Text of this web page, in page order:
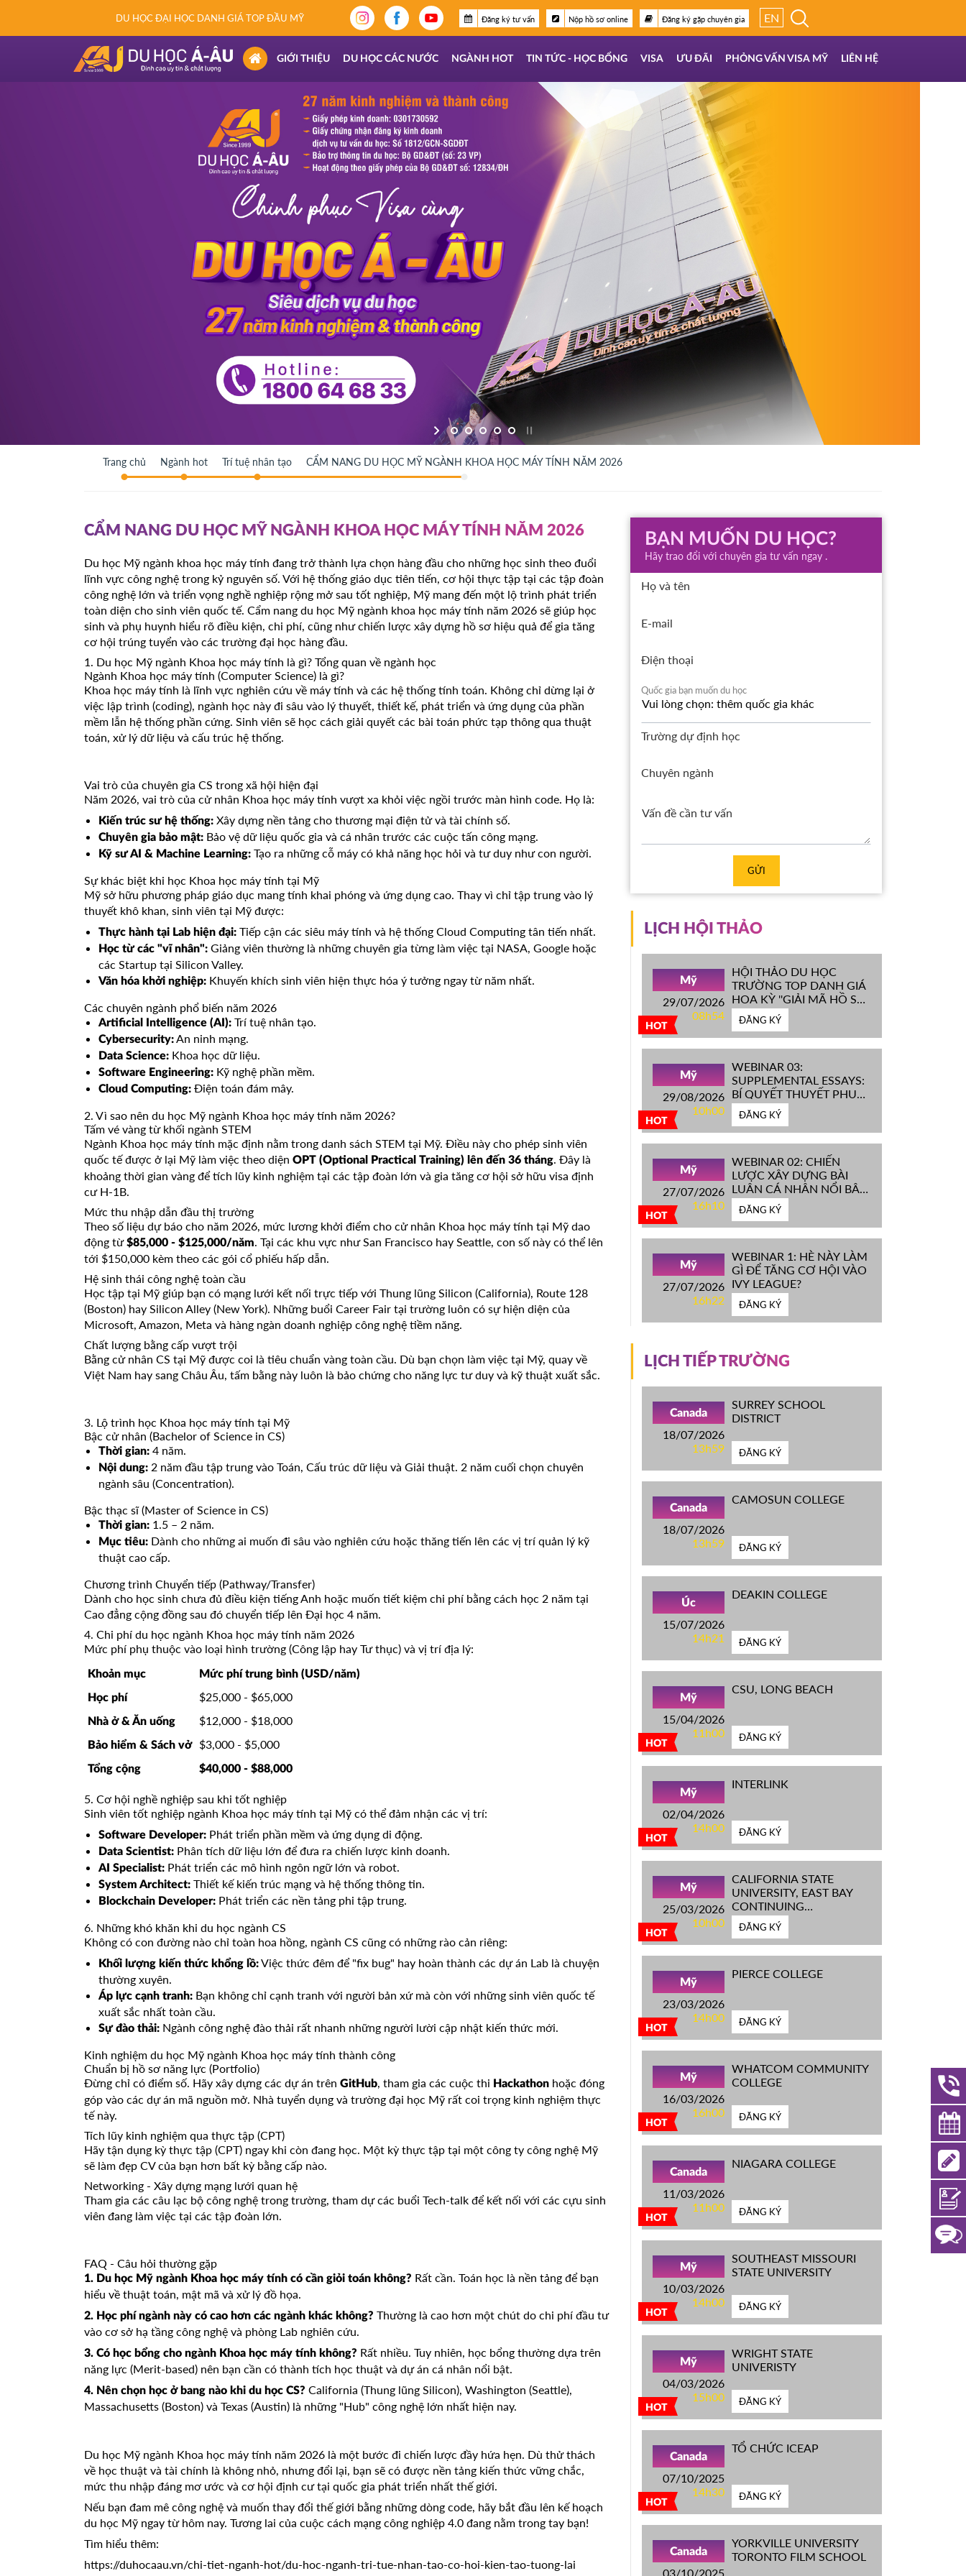
DU HỌC ĐẠI HỌC DANH GIÁ TOP ĐẦU MỸ Đăng ký tư vấn Nộp hồ sơ online Đăng ký gặp chuyên gia EN
(CURRENT)
GIỚI THIỆU DU HỌC CÁC NƯỚC NGÀNH HOT TIN TỨC - HỌC BỔNG VISA ƯU ĐÃI PHỎNG VẤN VISA MỸ LIÊN HỆ
Trang chủ Ngành hot Trí tuệ nhân tạo CẨM NANG DU HỌC MỸ NGÀNH KHOA HỌC MÁY TÍNH NĂM 2026
CẨM NANG DU HỌC MỸ NGÀNH KHOA HỌC MÁY TÍNH NĂM 2026
Du học Mỹ ngành khoa học máy tính đang trở thành lựa chọn hàng đầu cho những học sinh theo đuổi
lĩnh vực công nghệ trong kỷ nguyên số. Với hệ thống giáo dục tiên tiến, cơ hội thực tập tại các tập đoàn
công nghệ lớn và triển vọng nghề nghiệp rộng mở sau tốt nghiệp, Mỹ mang đến một lộ trình phát triển
toàn diện cho sinh viên quốc tế. Cẩm nang du học Mỹ ngành khoa học máy tính năm 2026 sẽ giúp học
sinh và phụ huynh hiểu rõ điều kiện, chi phí, cũng như chiến lược xây dựng hồ sơ hiệu quả để gia tăng
cơ hội trúng tuyển vào các trường đại học hàng đầu.
1. Du học Mỹ ngành Khoa học máy tính là gì? Tổng quan về ngành học
Ngành Khoa học máy tính (Computer Science) là gì?
Khoa học máy tính là lĩnh vực nghiên cứu về máy tính và các hệ thống tính toán. Không chỉ dừng lại ở
việc lập trình (coding), ngành học này đi sâu vào lý thuyết, thiết kế, phát triển và ứng dụng của phần
mềm lẫn hệ thống phần cứng. Sinh viên sẽ học cách giải quyết các bài toán phức tạp thông qua thuật
toán, xử lý dữ liệu và cấu trúc hệ thống.
Vai trò của chuyên gia CS trong xã hội hiện đại
Năm 2026, vai trò của cử nhân Khoa học máy tính vượt xa khỏi việc ngồi trước màn hình code. Họ là:
Kiến trúc sư hệ thống: Xây dựng nền tảng cho thương mại điện tử và tài chính số.
Chuyên gia bảo mật: Bảo vệ dữ liệu quốc gia và cá nhân trước các cuộc tấn công mạng.
Kỹ sư AI & Machine Learning: Tạo ra những cỗ máy có khả năng học hỏi và tư duy như con người.
Sự khác biệt khi học Khoa học máy tính tại Mỹ
Mỹ sở hữu phương pháp giáo dục mang tính khai phóng và ứng dụng cao. Thay vì chỉ tập trung vào lý
thuyết khô khan, sinh viên tại Mỹ được:
Thực hành tại Lab hiện đại: Tiếp cận các siêu máy tính và hệ thống Cloud Computing tân tiến nhất.
Học từ các "vĩ nhân": Giảng viên thường là những chuyên gia từng làm việc tại NASA, Google hoặc
các Startup tại Silicon Valley.
Văn hóa khởi nghiệp: Khuyến khích sinh viên hiện thực hóa ý tưởng ngay từ năm nhất.
Các chuyên ngành phổ biến năm 2026
Artificial Intelligence (AI): Trí tuệ nhân tạo.
Cybersecurity:An ninh mạng.
Data Science: Khoa học dữ liệu.
Software Engineering: Kỹ nghệ phần mềm.
Cloud Computing: Điện toán đám mây.
2. Vì sao nên du học Mỹ ngành Khoa học máy tính năm 2026?
Tấm vé vàng từ khối ngành STEM
Ngành Khoa học máy tính mặc định nằm trong danh sách STEM tại Mỹ. Điều này cho phép sinh viên
quốc tế được ở lại Mỹ làm việc theo diện OPT (Optional Practical Training) lên đến 36 tháng. Đây là
khoảng thời gian vàng để tích lũy kinh nghiệm tại các tập đoàn lớn và gia tăng cơ hội sở hữu visa định
cư H-1B.
Mức thu nhập dẫn đầu thị trường
Theo số liệu dự báo cho năm 2026, mức lương khởi điểm cho cử nhân Khoa học máy tính tại Mỹ dao
động từ$85,000 - $125,000/năm. Tại các khu vực như San Francisco hay Seattle, con số này có thể lên
tới $150,000 kèm theo các gói cổ phiếu hấp dẫn.
Hệ sinh thái công nghệ toàn cầu
Học tập tại Mỹ giúp bạn có mạng lưới kết nối trực tiếp với Thung lũng Silicon (California), Route 128
(Boston) hay Silicon Alley (New York). Những buổi Career Fair tại trường luôn có sự hiện diện của
Microsoft, Amazon, Meta và hàng ngàn doanh nghiệp công nghệ tiềm năng.
Chất lượng bằng cấp vượt trội
Bằng cử nhân CS tại Mỹ được coi là tiêu chuẩn vàng toàn cầu. Dù bạn chọn làm việc tại Mỹ, quay về
Việt Nam hay sang Châu Âu, tấm bằng này luôn là bảo chứng cho năng lực tư duy và kỹ thuật xuất sắc.
3. Lộ trình học Khoa học máy tính tại Mỹ
Bậc cử nhân (Bachelor of Science in CS)
Thời gian: 4 năm.
Nội dung: 2 năm đầu tập trung vào Toán, Cấu trúc dữ liệu và Giải thuật. 2 năm cuối chọn chuyên
ngành sâu (Concentration).
Bậc thạc sĩ (Master of Science in CS)
Thời gian: 1.5 – 2 năm.
Mục tiêu: Dành cho những ai muốn đi sâu vào nghiên cứu hoặc thăng tiến lên các vị trí quản lý kỹ
thuật cao cấp.
Chương trình Chuyển tiếp (Pathway/Transfer)
Dành cho học sinh chưa đủ điều kiện tiếng Anh hoặc muốn tiết kiệm chi phí bằng cách học 2 năm tại
Cao đẳng cộng đồng sau đó chuyển tiếp lên Đại học 4 năm.
4. Chi phí du học ngành Khoa học máy tính năm 2026
Mức phí phụ thuộc vào loại hình trường (Công lập hay Tư thục) và vị trí địa lý:
Khoản mục Mức phí trung bình (USD/năm)
Học phí $25,000 - $65,000
Nhà ở & Ăn uống $12,000 - $18,000
Bảo hiểm & Sách vở $3,000 - $5,000
Tổng cộng $40,000 - $88,000
5. Cơ hội nghề nghiệp sau khi tốt nghiệp
Sinh viên tốt nghiệp ngành Khoa học máy tính tại Mỹ có thể đảm nhận các vị trí:
Software Developer: Phát triển phần mềm và ứng dụng di động.
Data Scientist: Phân tích dữ liệu lớn để đưa ra chiến lược kinh doanh.
AI Specialist: Phát triển các mô hình ngôn ngữ lớn và robot.
System Architect: Thiết kế kiến trúc mạng và hệ thống thông tin.
Blockchain Developer: Phát triển các nền tảng phi tập trung.
6. Những khó khăn khi du học ngành CS
Không có con đường nào chỉ toàn hoa hồng, ngành CS cũng có những rào cản riêng:
Khối lượng kiến thức khổng lồ:Việc thức đêm để "fix bug" hay hoàn thành các dự án Lab là chuyện
thường xuyên.
Áp lực cạnh tranh: Bạn không chỉ cạnh tranh với người bản xứ mà còn với những sinh viên quốc tế
xuất sắc nhất toàn cầu.
Sự đào thải: Ngành công nghệ đào thải rất nhanh những người lười cập nhật kiến thức mới.
Kinh nghiệm du học Mỹ ngành Khoa học máy tính thành công
Chuẩn bị hồ sơ năng lực (Portfolio)
Đừng chỉ có điểm số. Hãy xây dựng các dự án trên GitHub, tham gia các cuộc thi Hackathon hoặc đóng
góp vào các dự án mã nguồn mở. Nhà tuyển dụng và trường đại học Mỹ rất coi trọng kinh nghiệm thực
tế này.
Tích lũy kinh nghiệm qua thực tập (CPT)
Hãy tận dụng kỳ thực tập (CPT) ngay khi còn đang học. Một kỳ thực tập tại một công ty công nghệ Mỹ
sẽ làm đẹp CV của bạn hơn bất kỳ bằng cấp nào.
Networking - Xây dựng mạng lưới quan hệ
Tham gia các câu lạc bộ công nghệ trong trường, tham dự các buổi Tech-talk để kết nối với các cựu sinh
viên đang làm việc tại các tập đoàn lớn.
FAQ - Câu hỏi thường gặp
1. Du học Mỹ ngành Khoa học máy tính có cần giỏi toán không? Rất cần. Toán học là nền tảng để bạn
hiểu về thuật toán, mật mã và xử lý đồ họa.
2. Học phí ngành này có cao hơn các ngành khác không? Thường là cao hơn một chút do chi phí đầu tư
vào cơ sở hạ tầng công nghệ và phòng Lab nghiên cứu.
3. Có học bổng cho ngành Khoa học máy tính không? Rất nhiều. Tuy nhiên, học bổng thường dựa trên
năng lực (Merit-based) nên bạn cần có thành tích học thuật và dự án cá nhân nổi bật.
4. Nên chọn học ở bang nào khi du học CS? California (Thung lũng Silicon), Washington (Seattle),
Massachusetts (Boston) và Texas (Austin) là những "Hub" công nghệ lớn nhất hiện nay.
Du học Mỹ ngành Khoa học máy tính năm 2026 là một bước đi chiến lược đầy hứa hẹn. Dù thử thách
về học thuật và tài chính là không nhỏ, nhưng đổi lại, bạn sẽ có được nền tảng kiến thức vững chắc,
mức thu nhập đáng mơ ước và cơ hội định cư tại quốc gia phát triển nhất thế giới.
Nếu bạn đam mê công nghệ và muốn thay đổi thế giới bằng những dòng code, hãy bắt đầu lên kế hoạch
du học Mỹ ngay từ hôm nay. Tương lai của cuộc cách mạng công nghiệp 4.0 đang nằm trong tay bạn!
Tìm hiểu thêm:
https://duhocaau.vn/chi-tiet-nganh-hot/du-hoc-nganh-tri-tue-nhan-tao-co-hoi-kien-tao-tuong-lai
BẠN MUỐN DU HỌC?
Hãy trao đổi với chuyên gia tư vấn ngay .
Họ và tên
E-mail
Điện thoại
Quốc gia bạn muốn du học
Trường dự định học
Chuyên ngành
GỬI
LỊCH HỘI THẢO
HOT
Mỹ
29/07/2026
08h54
HỘI THẢO DU HỌC
TRƯỜNG TOP DANH GIÁ
HOA KỲ ''GIẢI MÃ HỒ SƠ
IVY LEAGUE''
ĐĂNG KÝ
HOT
Mỹ
29/08/2026
10h00
WEBINAR 03:
SUPPLEMENTAL ESSAYS:
BÍ QUYẾT THUYẾT PHỤC
HỘI ĐỒNG TUYỂN SINH
ĐH TOP ĐẦU MỸ
ĐĂNG KÝ
HOT
Mỹ
27/07/2026
16h10
WEBINAR 02: CHIẾN
LƯỢC XÂY DỰNG BÀI
LUẬN CÁ NHÂN NỔI BẬT
CHINH PHỤC ĐH TOP
ĐẦU MỸ
ĐĂNG KÝ
Mỹ
27/07/2026
16h22
WEBINAR 1: HÈ NÀY LÀM
GÌ ĐỂ TĂNG CƠ HỘI VÀO
IVY LEAGUE?
ĐĂNG KÝ
LỊCH TIẾP TRƯỜNG
Canada
18/07/2026
13h59
SURREY SCHOOL
DISTRICT
ĐĂNG KÝ
Canada
18/07/2026
13h59
CAMOSUN COLLEGE
ĐĂNG KÝ
Úc
15/07/2026
14h21
DEAKIN COLLEGE
ĐĂNG KÝ
HOT
Mỹ
15/04/2026
11h00
CSU, LONG BEACH
ĐĂNG KÝ
HOT
Mỹ
02/04/2026
14h00
INTERLINK
ĐĂNG KÝ
HOT
Mỹ
25/03/2026
10h00
CALIFORNIA STATE
UNIVERSITY, EAST BAY
CONTINUING
EDUCATION
ĐĂNG KÝ
HOT
Mỹ
23/03/2026
14h00
PIERCE COLLEGE
ĐĂNG KÝ
HOT
Mỹ
16/03/2026
16h00
WHATCOM COMMUNITY
COLLEGE
ĐĂNG KÝ
HOT
Canada
11/03/2026
11h00
NIAGARA COLLEGE
ĐĂNG KÝ
HOT
Mỹ
10/03/2026
14h00
SOUTHEAST MISSOURI
STATE UNIVERSITY
ĐĂNG KÝ
HOT
Mỹ
04/03/2026
15h00
WRIGHT STATE
UNIVERISTY
ĐĂNG KÝ
HOT
Canada
07/10/2025
14h30
TỔ CHỨC ICEAP
ĐĂNG KÝ
Canada
03/10/2025
YORKVILLE UNIVERSITY
TORONTO FILM SCHOOL